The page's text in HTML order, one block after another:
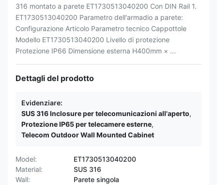
316 montato a parete ET1730513040200 Con DIN Rail 1.
ET1730513040200 Parametro dell'armadio a parete:
Configurazione Articolo Parametro tecnico Cappottole
Modello ET1730513040200 Livello di protezione
Protezione IP66 Dimensione esterna H400mm × ...
Dettagli del prodotto
Evidenziare:
SUS 316 Inclosure per telecomunicazioni all'aperto,
Protezione IP65 per telecamere esterne,
Telecom Outdoor Wall Mounted Cabinet
Model:
ET1730513040200
Material:
SUS 316
Wall:
Parete singola